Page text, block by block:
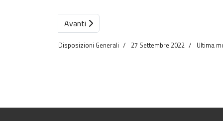
Avanti
Disposizioni Generali 27 Settembre 2022 Ultima